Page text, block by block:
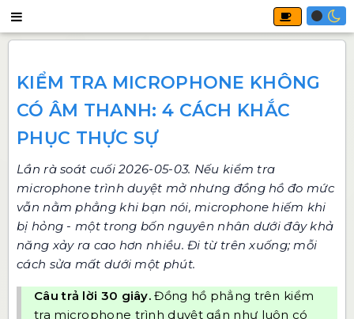
KIỂM TRA MICROPHONE KHÔNG
CÓ ÂM THANH: 4 CÁCH KHẮC
PHỤC THỰC SỰ
Lần rà soát cuối 2026-05-03. Nếu kiểm tra
microphone trình duyệt mở nhưng đồng hồ đo mức
vẫn nằm phẳng khi bạn nói, microphone hiếm khi
bị hỏng - một trong bốn nguyên nhân dưới đây khả
năng xảy ra cao hơn nhiều. Đi từ trên xuống; mỗi
cách sửa mất dưới một phút.
Câu trả lời 30 giây. Đồng hồ phẳng trên kiểm
tra microphone trình duyệt gần như luôn có